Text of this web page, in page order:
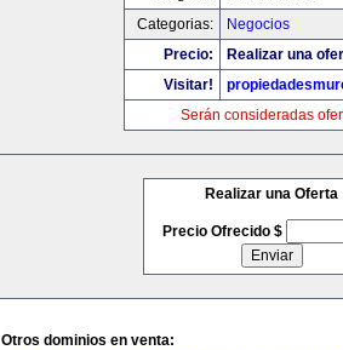
Categorias:
Negocios
Precio:
Realizar una
Visitar!
Serán consideradas
Realizar una Oferta
Precio Ofrecido $
Otros dominios en venta: